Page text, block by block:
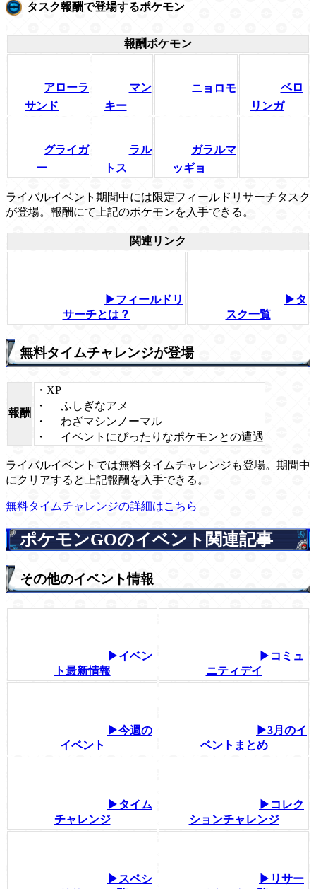
タスク報酬で登場するポケモン
報酬ポケモン
アローラ
サンド
マン
キー
ニョロモ
ベロ
リンガ
グライガ
ー
ラル
トス
ガラルマ
ッギョ
ライバルイベント期間中には限定フィールドリサーチタスク
が登場。報酬にて上記のポケモンを入手できる。
関連リンク
▶フィールドリ
サーチとは？
▶タ
スク一覧
無料タイムチャレンジが登場
報酬
・XP
・
ふしぎなアメ
・
わざマシンノーマル
・
イベントにぴったりなポケモンとの遭遇
ライバルイベントでは無料タイムチャレンジも登場。期間中
にクリアすると上記報酬を入手できる。
無料タイムチャレンジの詳細はこちら
ポケモンGOのイベント関連記事
その他のイベント情報
▶イベン
ト最新情報
▶コミュ
ニティデイ
▶今週の
イベント
▶3月のイ
ベントまとめ
▶タイム
チャレンジ
▶コレク
ションチャレンジ
▶スペシ
▶リサー